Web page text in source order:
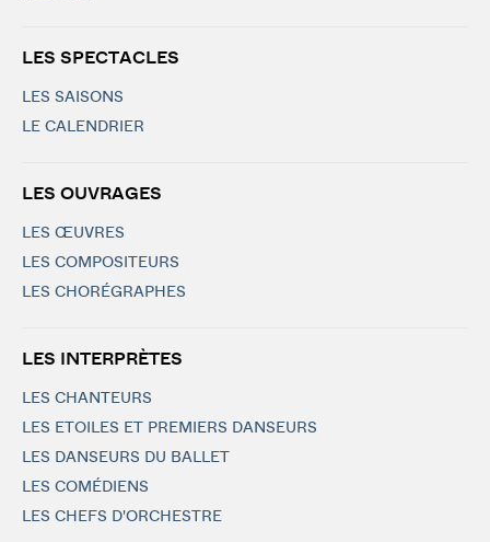
LES SPECTACLES
LES SAISONS
LE CALENDRIER
LES OUVRAGES
LES ŒUVRES
LES COMPOSITEURS
LES CHORÉGRAPHES
LES INTERPRÈTES
LES CHANTEURS
LES ETOILES ET PREMIERS DANSEURS
LES DANSEURS DU BALLET
LES COMÉDIENS
LES CHEFS D'ORCHESTRE